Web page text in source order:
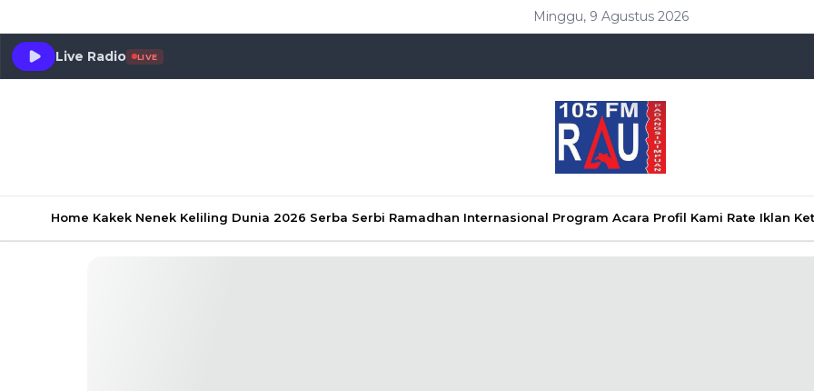
Minggu, 9 Agustus 2026
Live Radio LIVE
Home Kakek Nenek Keliling Dunia 2026 Serba Serbi Ramadhan Internasional Program Acara Profil Kami Rate Iklan